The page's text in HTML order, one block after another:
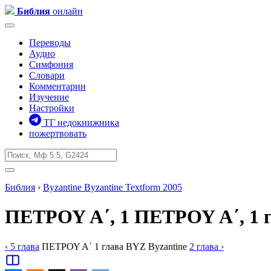
Библия онлайн
Переводы
Аудио
Симфония
Словари
Комментарии
Изучение
Настройки
ТГ недокнижника
пожертвовать
Библия › Byzantine Byzantine Textform 2005
ΠΕΤΡΟΥ Α΄, 1 ΠΕΤΡΟΥ Α΄, 1
‹ 5 глава ΠΕΤΡΟΥ Α΄ 1 глава BYZ Byzantine 2 глава ›